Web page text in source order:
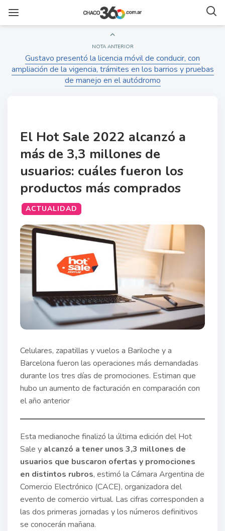
NOTA ANTERIOR
Gustavo presentó la licencia móvil de conducir, con
ampliación de la vigencia, trámites en los barrios y pruebas
de manejo en el autódromo
El Hot Sale 2022 alcanzó a
más de 3,3 millones de
usuarios: cuáles fueron los
productos más comprados
ACTUALIDAD
Celulares, zapatillas y vuelos a Bariloche y a
Barcelona fueron las operaciones más demandadas
durante los tres días de promociones. Estiman que
hubo un aumento de facturación en comparación con
el año anterior
Esta medianoche finalizó la última edición del Hot
Sale y alcanzó a tener unos 3,3 millones de
usuarios que buscaron ofertas y promociones
en distintos rubros, estimó la Cámara Argentina de
Comercio Electrónico (CACE), organizadora del
evento de comercio virtual. Las cifras corresponden a
las dos primeras jornadas y los números definitivos
se conocerán mañana.